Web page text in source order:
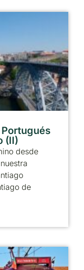
Portugués
(II)
desde
de